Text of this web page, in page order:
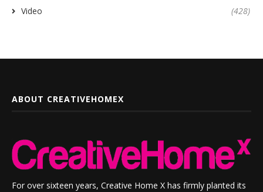
Video (428)
ABOUT CREATIVEHOMEX
For over sixteen years, Creative Home X has firmly planted its